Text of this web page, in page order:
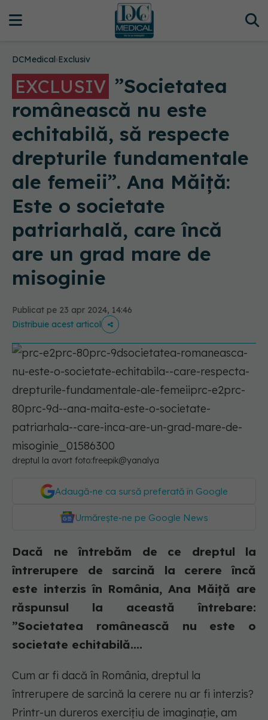
DCMedical›Exclusiv
EXCLUSIV ”Societatea
românească nu este
echitabilă, să respecte
drepturile fundamentale
ale femeii”. Ana Măiță:
Este o societate
patriarhală, care încă
are un grad mare de
misoginie
Publicat pe 23 apr 2024, 14:46
Distribuie acest articol
dreptul la avort foto:freepik@yanalya
Adaugă-ne ca sursă preferată în Google
Urmărește-ne pe Google News
Dacă ne întrebăm de ce dreptul la
întrerupere de sarcină la cerere încă
este interzis în România, Ana Măiță are
răspunsul la această întrebare:
”Societatea românească nu este o
societate echitabilă....
Cum ar fi dacă în România, dreptul la
întrerupere de sarcină la cerere nu ar fi interzis?
Printr-un dureros exercițiu de imaginație, am